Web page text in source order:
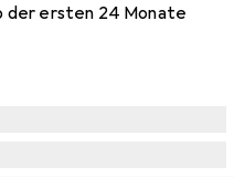
der ersten 24 Monate